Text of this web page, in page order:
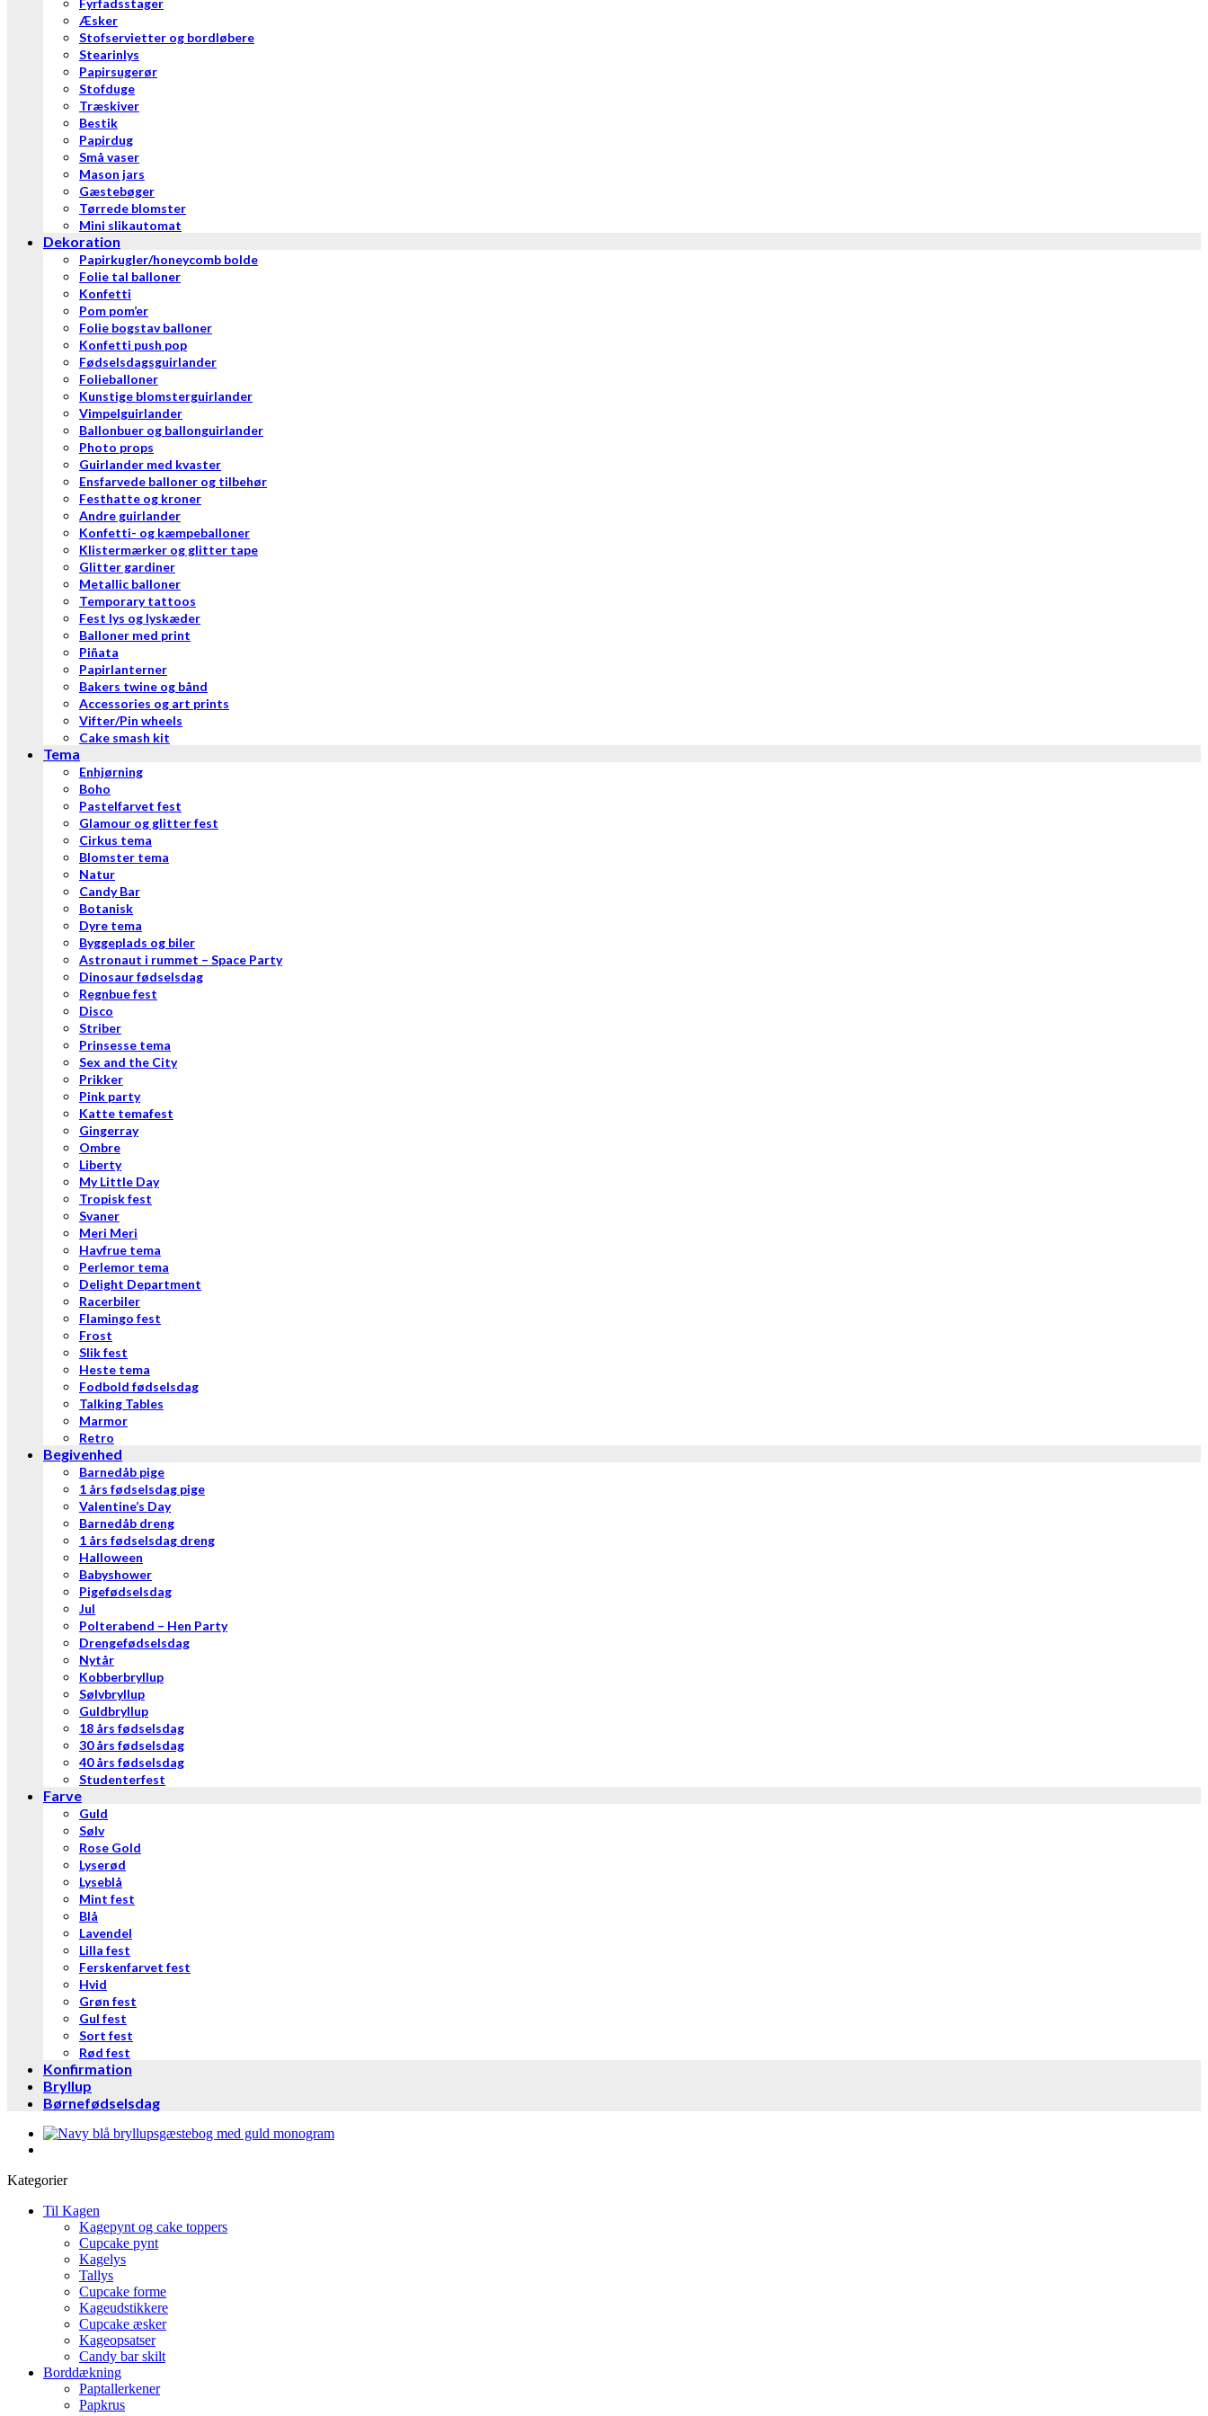
Fyrfadsstager
Æsker
Stofservietter og bordløbere
Stearinlys
Papirsugerør
Stofduge
Træskiver
Bestik
Papirdug
Små vaser
Mason jars
Gæstebøger
Tørrede blomster
Mini slikautomat
Dekoration
Papirkugler/honeycomb bolde
Folie tal balloner
Konfetti
Pom pom’er
Folie bogstav balloner
Konfetti push pop
Fødselsdagsguirlander
Folieballoner
Kunstige blomsterguirlander
Vimpelguirlander
Ballonbuer og ballonguirlander
Photo props
Guirlander med kvaster
Ensfarvede balloner og tilbehør
Festhatte og kroner
Andre guirlander
Konfetti- og kæmpeballoner
Klistermærker og glitter tape
Glitter gardiner
Metallic balloner
Temporary tattoos
Fest lys og lyskæder
Balloner med print
Piñata
Papirlanterner
Bakers twine og bånd
Accessories og art prints
Vifter/Pin wheels
Cake smash kit
Tema
Enhjørning
Boho
Pastelfarvet fest
Glamour og glitter fest
Cirkus tema
Blomster tema
Natur
Candy Bar
Botanisk
Dyre tema
Byggeplads og biler
Astronaut i rummet – Space Party
Dinosaur fødselsdag
Regnbue fest
Disco
Striber
Prinsesse tema
Sex and the City
Prikker
Pink party
Katte temafest
Gingerray
Ombre
Liberty
My Little Day
Tropisk fest
Svaner
Meri Meri
Havfrue tema
Perlemor tema
Delight Department
Racerbiler
Flamingo fest
Frost
Slik fest
Heste tema
Fodbold fødselsdag
Talking Tables
Marmor
Retro
Begivenhed
Barnedåb pige
1 års fødselsdag pige
Valentine’s Day
Barnedåb dreng
1 års fødselsdag dreng
Halloween
Babyshower
Pigefødselsdag
Jul
Polterabend – Hen Party
Drengefødselsdag
Nytår
Kobberbryllup
Sølvbryllup
Guldbryllup
18 års fødselsdag
30 års fødselsdag
40 års fødselsdag
Studenterfest
Farve
Guld
Sølv
Rose Gold
Lyserød
Lyseblå
Mint fest
Blå
Lavendel
Lilla fest
Ferskenfarvet fest
Hvid
Grøn fest
Gul fest
Sort fest
Rød fest
Konfirmation
Bryllup
Børnefødselsdag
Kategorier
Til Kagen
Kagepynt og cake toppers
Cupcake pynt
Kagelys
Tallys
Cupcake forme
Kageudstikkere
Cupcake æsker
Kageopsatser
Candy bar skilt
Borddækning
Paptallerkener
Papkrus